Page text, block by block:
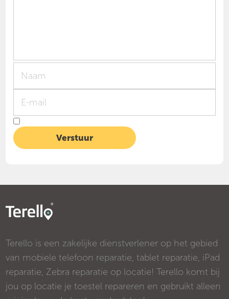
Terello is een zakelijke dienstverlener op het gebied
van mobiele telefoon reparatie, tablet reparatie, iPad
reparatie, Zebra reparatie op locatie! Terello komt bij
jou op locatie je toestel repareren en gebruikt alleen